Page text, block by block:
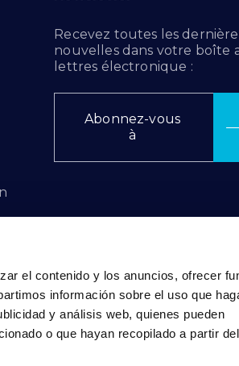
el contenido y los anuncios, ofrecer
información sobre el uso que
y análisis web, quienes pueden
o que hayan recopilado a partir
Recevez toutes les
nouvelles dans votre boîte
lettres électronique :
Abonnez-vous
à